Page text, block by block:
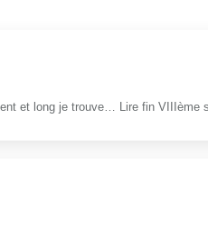
et long je trouve… Lire fin VIIIème